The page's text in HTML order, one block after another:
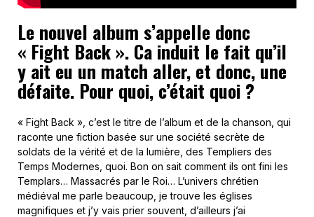
Le nouvel album s’appelle donc
« Fight Back ». Ca induit le fait qu’il
y ait eu un match aller, et donc, une
défaite. Pour quoi, c’était quoi ?
« Fight Back », c’est le titre de l’album et de la chanson, qui
raconte une fiction basée sur une société secrète de
soldats de la vérité et de la lumière, des Templiers des
Temps Modernes, quoi. Bon on sait comment ils ont fini les
Templars… Massacrés par le Roi… L’univers chrétien
médiéval me parle beaucoup, je trouve les églises
magnifiques et j’y vais prier souvent, d’ailleurs j’ai